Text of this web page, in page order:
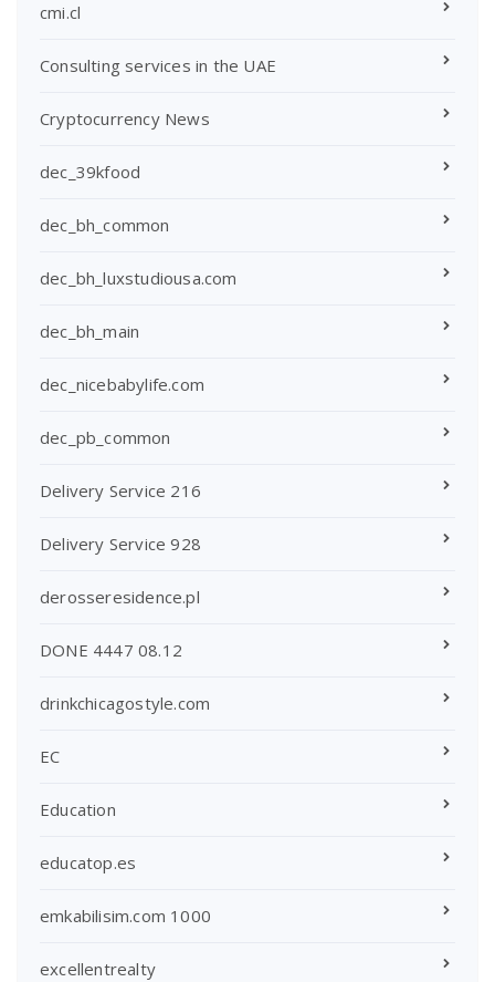
cmi.cl
Consulting services in the UAE
Cryptocurrency News
dec_39kfood
dec_bh_common
dec_bh_luxstudiousa.com
dec_bh_main
dec_nicebabylife.com
dec_pb_common
Delivery Service 216
Delivery Service 928
derosseresidence.pl
DONE 4447 08.12
drinkchicagostyle.com
EC
Education
educatop.es
emkabilisim.com 1000
excellentrealty